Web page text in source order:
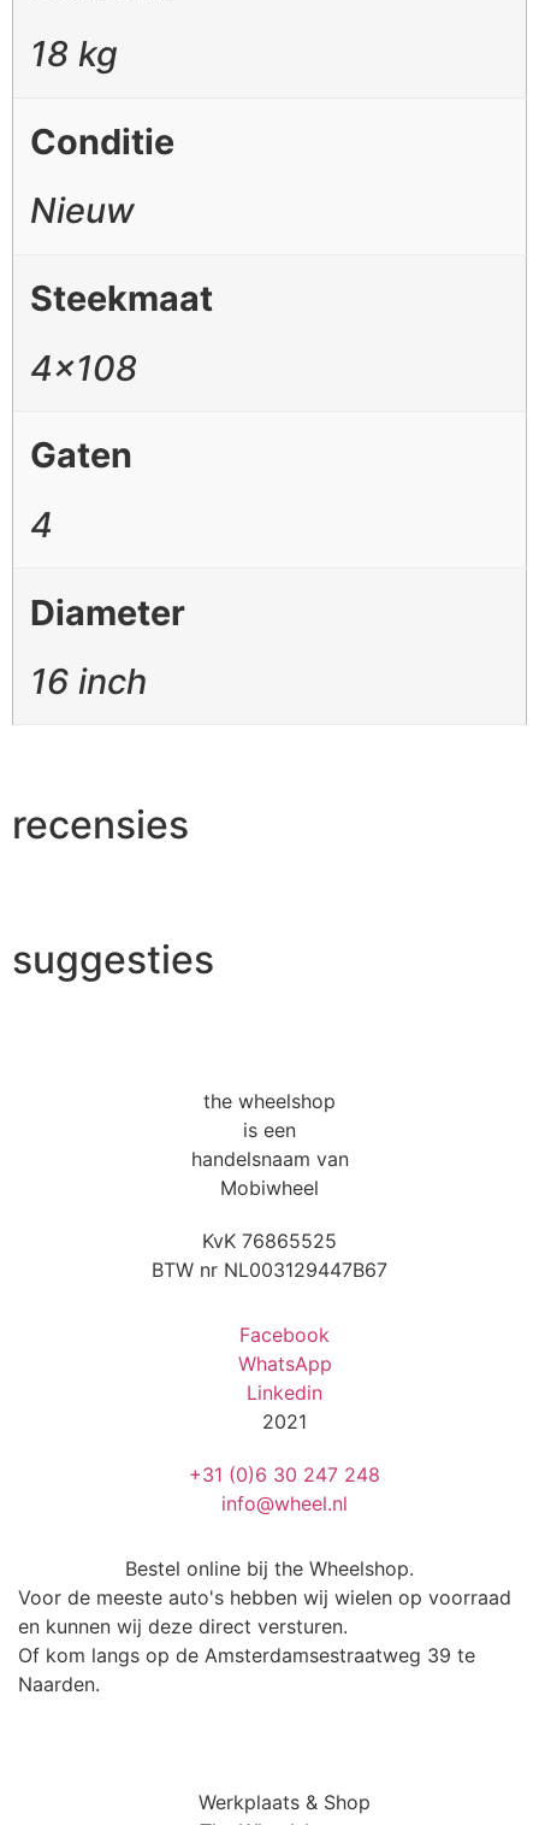
18 kg
Conditie
Nieuw
Steekmaat
4×108
Gaten
4
Diameter
16 inch
recensies
suggesties
the wheelshop
is een
handelsnaam van
Mobiwheel
KvK 76865525
BTW nr NL003129447B67
Facebook
WhatsApp
Linkedin
2021
+31 (0)6 30 247 248
info@wheel.nl
Bestel online bij the Wheelshop.
Voor de meeste auto's hebben wij wielen op voorraad
en kunnen wij deze direct versturen.
Of kom langs op de Amsterdamsestraatweg 39 te
Naarden.
Werkplaats & Shop